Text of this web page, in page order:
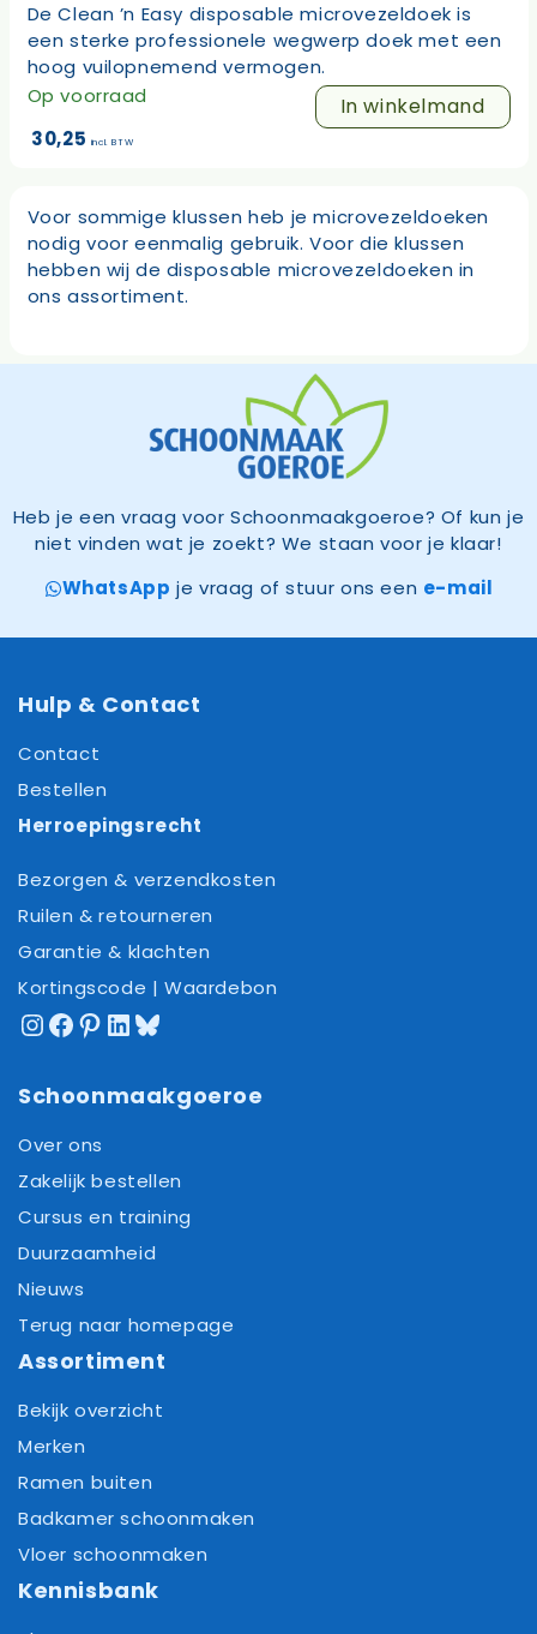
De Clean ’n Easy disposable microvezeldoek is
een sterke professionele wegwerp doek met een
hoog vuilopnemend vermogen.
Op voorraad
In winkelmand
30,25 incl. BTW
Voor sommige klussen heb je microvezeldoeken
nodig voor eenmalig gebruik. Voor die klussen
hebben wij de disposable microvezeldoeken in
ons assortiment.
Heb je een vraag voor Schoonmaakgoeroe? Of kun je
niet vinden wat je zoekt? We staan voor je klaar!
WhatsApp je vraag of stuur ons een e-mail
Hulp & Contact
Contact
Bestellen
Herroepingsrecht
Bezorgen & verzendkosten
Ruilen & retourneren
Garantie & klachten
Kortingscode | Waardebon
Instagram
Facebook
Pinterest
LinkedIn
Bluesky
Schoonmaakgoeroe
Over ons
Zakelijk bestellen
Cursus en training
Duurzaamheid
Nieuws
Terug naar homepage
Assortiment
Bekijk overzicht
Merken
Ramen buiten
Badkamer schoonmaken
Vloer schoonmaken
Kennisbank